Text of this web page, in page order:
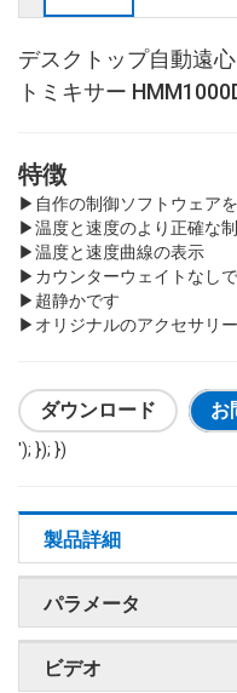
デスクトップ自動遠
トミキサー
特徴
▶ 自作の制御ソフトウェア
▶温度と速度のより正確な
▶温度と速度曲線の表示
▶ カウンターウェイトなし
▶ 超静かです
▶ オリジナルのアクセサリ
ダウンロード お
'); }); })
製品詳細
パラメータ
ビデオ